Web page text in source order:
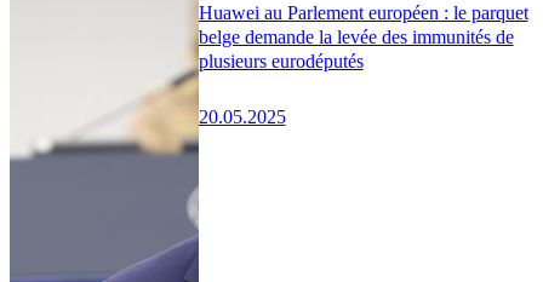
Huawei au Parlement européen : le parquet
belge demande la levée des immunités de
plusieurs eurodéputés
20.05.2025